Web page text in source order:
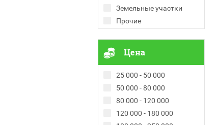
Земельные участки
Прочие
Цена
25 000 - 50 000
50 000 - 80 000
80 000 - 120 000
120 000 - 180 000